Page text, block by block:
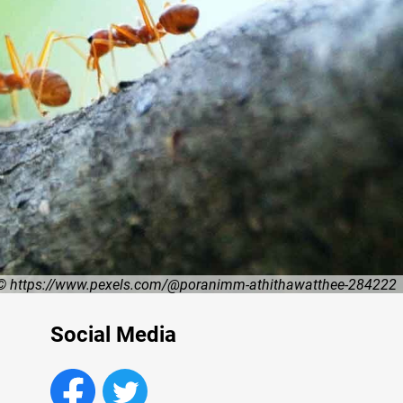
https://www.pexels.com/@poranimm-athithawatthee-284222
© pixabay.com
Social Media